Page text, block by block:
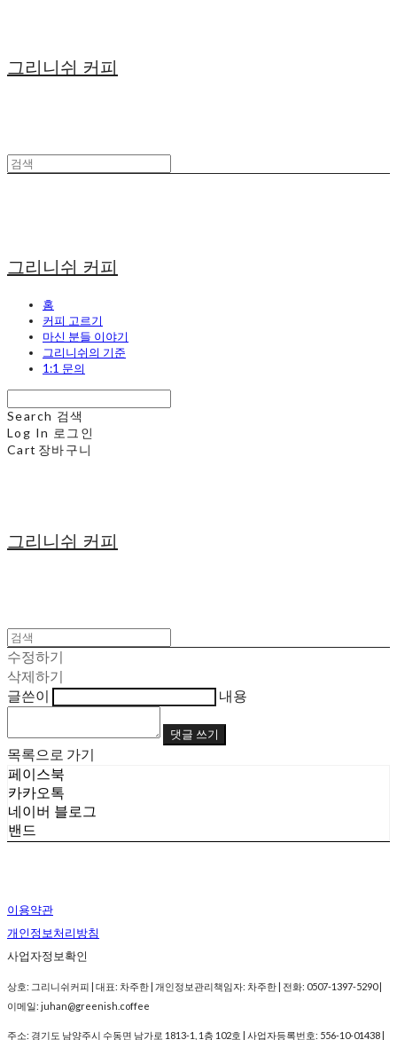
그리니쉬 커피
그리니쉬 커피
홈
커피 고르기
마신 분들 이야기
그리니쉬의 기준
1:1 문의
Search 검색
Log In 로그인
Cart 장바구니
그리니쉬 커피
수정하기
삭제하기
글쓴이
내용
댓글 쓰기
목록으로 가기
페이스북
카카오톡
네이버 블로그
밴드
이용약관
개인정보처리방침
사업자정보확인
상호: 그리니쉬커피 | 대표: 차주한 | 개인정보관리책임자: 차주한 | 전화: 0507-1397-5290 |
이메일: juhan@greenish.coffee
주소: 경기도 남양주시 수동면 남가로 1813-1, 1층 102호 | 사업자등록번호: 556-10-01438 |